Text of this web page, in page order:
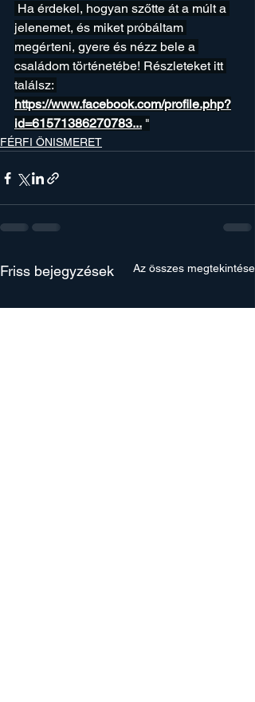
Ha érdekel, hogyan szőtte át a múlt a
jelenemet, és miket próbáltam
megérteni, gyere és nézz bele a
családom történetébe! Részleteket itt
találsz:
https://www.facebook.com/profile.php?
id=61571386270783... "
FÉRFI ÖNISMERET
Friss bejegyzések Az összes megtekintése